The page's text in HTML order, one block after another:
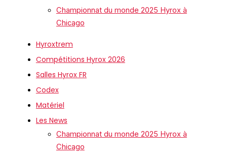
Championnat du monde 2025 Hyrox à
Chicago
Hyroxtrem
Compétitions Hyrox 2026
Salles Hyrox FR
Codex
Matériel
Les News
Championnat du monde 2025 Hyrox à
Chicago